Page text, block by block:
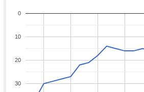
0
10
20
30